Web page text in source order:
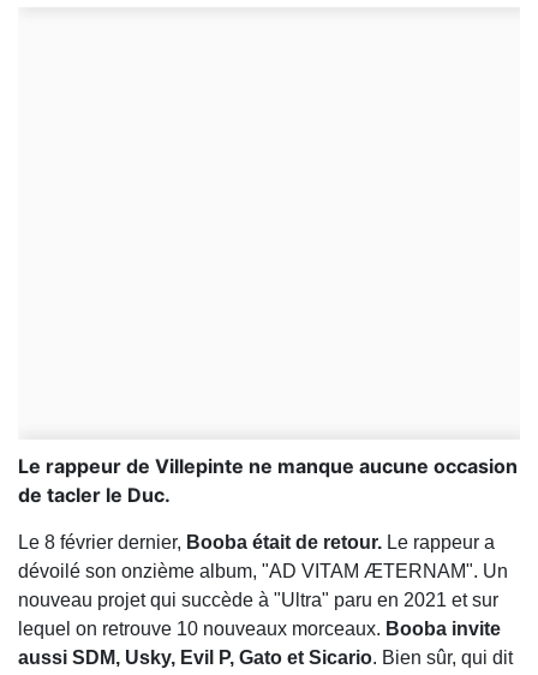
Le rappeur de Villepinte ne manque aucune occasion
de tacler le Duc.
Le 8 février dernier, Booba était de retour. Le rappeur a
dévoilé son onzième album, "AD VITAM ÆTERNAM". Un
nouveau projet qui succède à "Ultra" paru en 2021 et sur
lequel on retrouve 10 nouveaux morceaux. Booba invite
aussi SDM, Usky, Evil P, Gato et Sicario. Bien sûr, qui dit